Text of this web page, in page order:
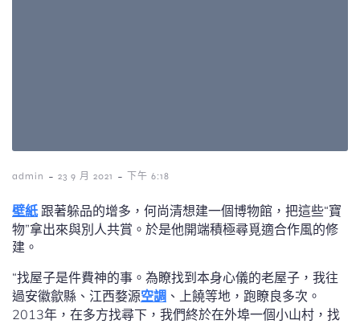
admin - 23 9 月 2021 - 下午 6:18
壁紙跟著躲品的增多，何尚清想建一個博物館，把這些“寶
物”拿出來與別人共賞。於是他開端積極尋覓適合作風的修
建。
“找屋子是件費神的事。為瞭找到本身心儀的老屋子，我往
過安徽歙縣、江西婺源空調 、上饒等地，跑瞭良多次。
2013年，在多方找尋下，我們終於在外埠一個小山村，找